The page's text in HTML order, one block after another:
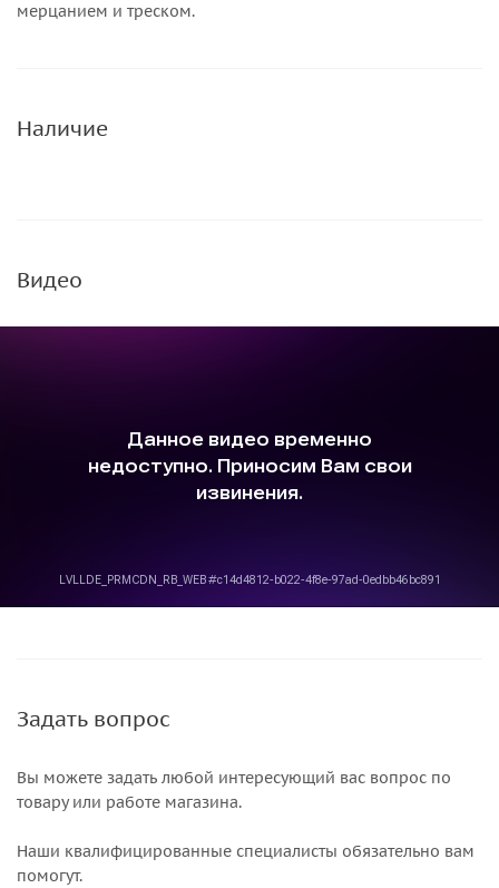
мерцанием и треском.
Наличие
Видео
Задать вопрос
Вы можете задать любой интересующий вас вопрос по
товару или работе магазина.
Наши квалифицированные специалисты обязательно вам
помогут.